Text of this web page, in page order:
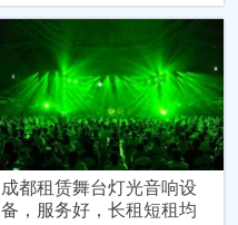
成都租赁舞台灯光音响设
备，服务好，长租短租均